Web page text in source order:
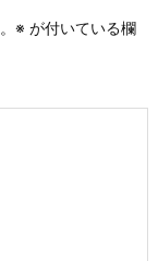
※ が付いている欄